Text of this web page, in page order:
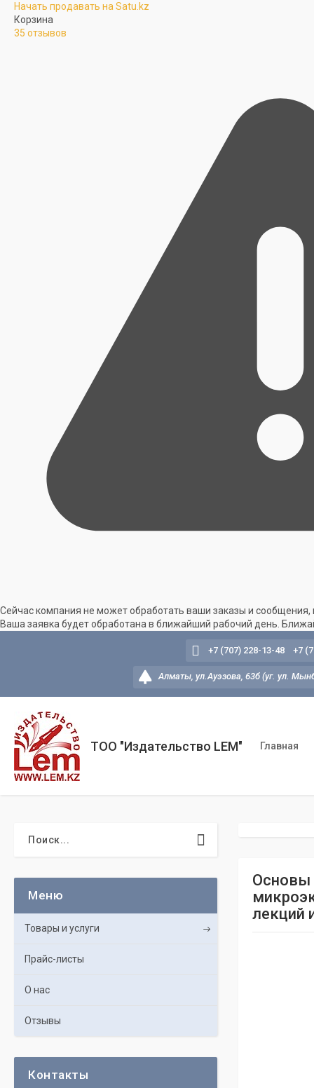
Начать продавать на Satu.kz
Корзина
35 отзывов
Сейчас компания не может обработать ваши заказы и сообщения,
Ваша заявка будет обработана в ближайший рабочий день.
Алматы, ул.Ауэзова, 63б (уг. ул.
+7 (707) 228-13-48 +7
ТОО "Издательство LEM" Главная
Основы
лекций
Товары и услуги
Прайс-листы
О нас
Отзывы